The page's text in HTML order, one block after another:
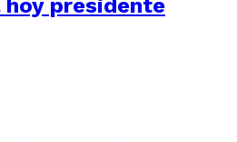
presidente